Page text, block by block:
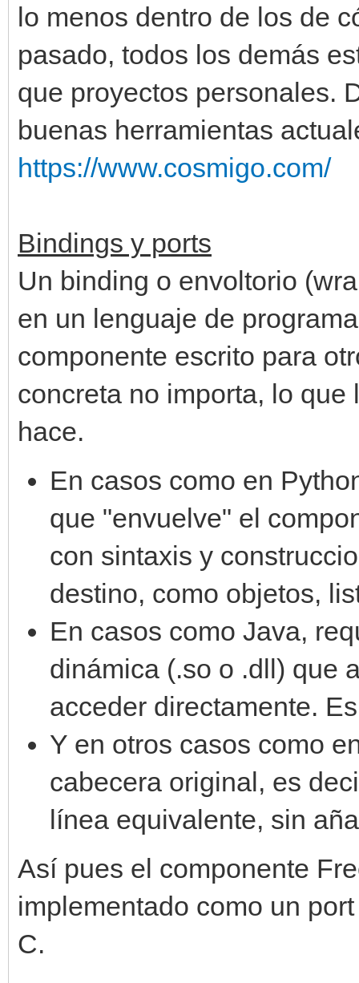
lo menos dentro de los de
pasado, todos los demás
que proyectos personales.
buenas herramientas
https://www.cosmigo.com/
Bindings y ports
Un binding o envoltorio
en un lenguaje de
componente escrito para
concreta no importa, lo
hace.
En casos como en
que "envuelve" el
con sintaxis y
destino, como objetos,
En casos como Java,
dinámica (.so o .dll) que
acceder directamente.
Y en otros casos como
cabecera original, es
línea equivalente, sin
Así pues el componente
implementado como un
C.